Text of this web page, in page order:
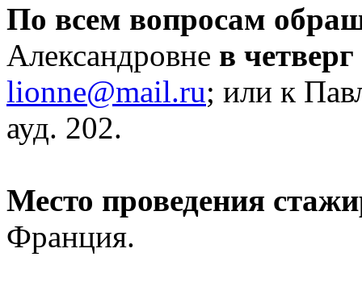
По всем вопросам
Александровне в
lionne@mail.ru; или к
ауд. 202.
Место проведения
Франция.